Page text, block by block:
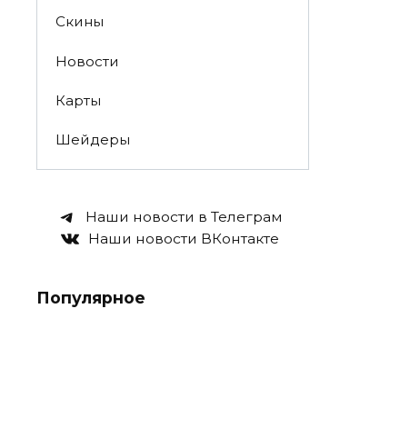
Скины
Новости
Карты
Шейдеры
Наши новости в Телеграм
Наши новости ВКонтакте
Популярное